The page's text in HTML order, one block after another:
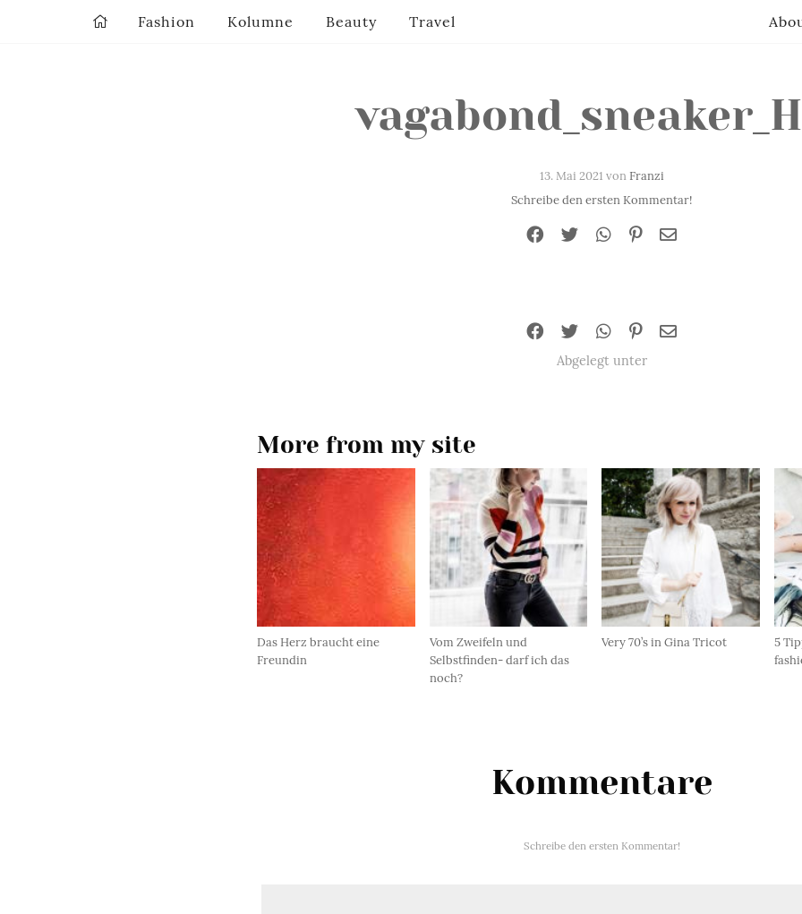
13. Mai 2021 vonFranzi
Schreibe den ersten Kommentar!
Abgelegt unter
More from my site
Das Herz braucht eine
Freundin
Vom Zweifeln und
Selbstfinden- darf ich das
noch?
Very 70’s in Gina Tricot
5
Kommentare
Schreibe den ersten Kommentar!
Fashion Kolumne Beauty Travel